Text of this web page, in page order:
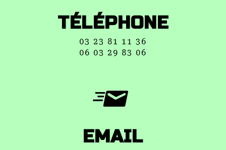
TÉLÉPHONE
03 23 81 11 36
06 03 29 83 06
EMAIL